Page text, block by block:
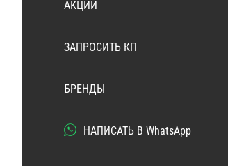
АКЦИИ
ЗАПРОСИТЬ КП
БРЕНДЫ
НАПИСАТЬ В WhatsApp